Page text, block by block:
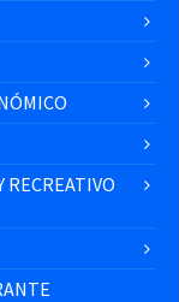
RECREATIVO